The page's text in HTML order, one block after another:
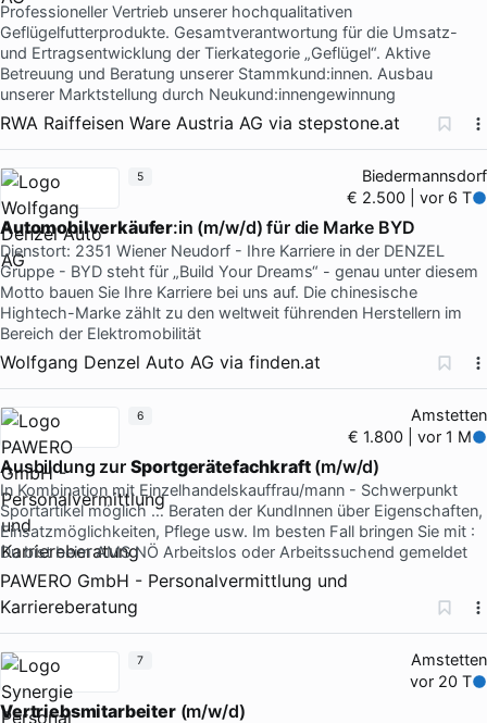
Professioneller Vertrieb unserer hochqualitativen
Geflügelfutterprodukte. Gesamtverantwortung für die Umsatz-
und Ertragsentwicklung der Tierkategorie „Geflügel“. Aktive
Betreuung und Beratung unserer Stammkund:innen. Ausbau
unserer Marktstellung durch Neukund:innengewinnung
RWA Raiffeisen Ware Austria AG via stepstone.at
Biedermannsdorf
€ 2.500 | vor 6 T
Automobilverkäufer:in (m/w/d) für die Marke BYD
Dienstort: 2351 Wiener Neudorf - Ihre Karriere in der DENZEL
Gruppe - BYD steht für „Build Your Dreams“ - genau unter diesem
Motto bauen Sie Ihre Karriere bei uns auf. Die chinesische
Hightech-Marke zählt zu den weltweit führenden Herstellern im
Bereich der Elektromobilität
Wolfgang Denzel Auto AG via finden.at
5
Amstetten
€ 1.800 | vor 1 M
Ausbildung zur Sportgerätefachkraft(m/w/d)
In Kombination mit Einzelhandelskauffrau/mann - Schwerpunkt
Sportartikel möglich … Beraten der KundInnen über Eigenschaften,
Einsatzmöglichkeiten, Pflege usw. Im besten Fall bringen Sie mit :
Du bist beim AMS NÖ Arbeitslos oder Arbeitssuchend gemeldet
PAWERO GmbH - Personalvermittlung und
Karriereberatung
6
Amstetten
vor 20 T
Vertriebsmitarbeiter(m/w/d)
7